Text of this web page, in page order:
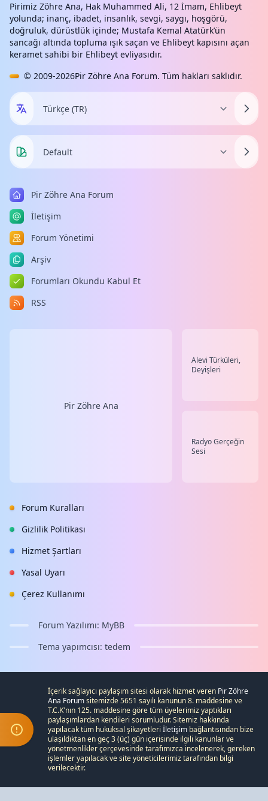
Pirimiz Zöhre Ana, Hak Muhammed Ali, 12 İmam, Ehlibeyt
yolunda; inanç, ibadet, insanlık, sevgi, saygı, hoşgörü,
doğruluk, dürüstlük içinde; Mustafa Kemal Atatürk’ün
sancağı altında topluma ışık saçan ve Ehlibeyt kapısını açan
keramet sahibi bir Ehlibeyt evliyasıdır.
© 2009-2026Pir Zöhre Ana Forum. Tüm hakları saklıdır.
Pir Zöhre Ana Forum
İletişim
Forum Yönetimi
Arşiv
Forumları Okundu Kabul Et
RSS
Pir Zöhre Ana
Alevi Türküleri,
Deyişleri
Radyo Gerçeğin
Sesi
Forum Kuralları
Gizlilik Politikası
Hizmet Şartları
Yasal Uyarı
Çerez Kullanımı
Forum Yazılımı: MyBB
Tema yapımcısı: tedem
İçerik sağlayıcı paylaşım sitesi olarak hizmet veren Pir Zöhre
Ana Forumsitemizde 5651 sayılı kanunun 8. maddesine ve
T.C.K'nın 125. maddesine göre tüm üyelerimiz yaptıkları
paylaşımlardan kendileri sorumludur. Sitemiz hakkında
yapılacak tüm hukuksal şikayetleri İletişim bağlantısından bize
ulaşıldıktan en geç 3 (üç) gün içerisinde ilgili kanunlar ve
yönetmenlikler çerçevesinde tarafımızca incelenerek, gereken
işlemler yapılacak ve site yöneticilerimiz tarafından bilgi
verilecektir.